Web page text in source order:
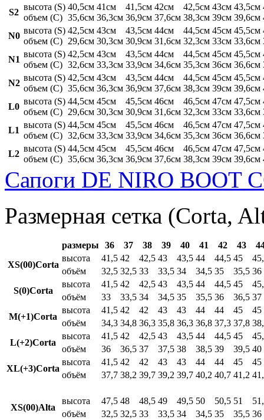
S2
высота (S)
объем (C)
40,5см
35,6см
41см
36,3см
41,5см
36,9см
42см
37,6см
42,5см
38,3см
43см
39см
43,5см
39,6см
N0
высота (S)
объем (C)
42,5см
29,6см
43см
30,3см
43,5см
30,9см
44см
31,6см
44,5см
32,3см
45см
33см
45,5см
33,6см
N1
высота (S)
объем (C)
42,5см
32,6см
43см
33,3см
43,5см
33,9см
44см
34,6см
44,5см
35,3см
45см
36см
45,5см
36,6см
N2
высота (S)
объем (C)
42,5см
35,6см
43см
36,3см
43,5см
36,9см
44см
37,6см
44,5см
38,3см
45см
39см
45,5см
39,6см
L0
высота (S)
объем (C)
44,5см
29,6см
45см
30,3см
45,5см
30,9см
46см
31,6см
46,5см
32,3см
47см
33см
47,5см
33,6см
L1
высота (S)
объем (C)
44,5см
32,6см
45см
33,3см
45,5см
33,9см
46см
34,6см
46,5см
35,3см
47см
36см
47,5см
36,6см
L2
высота (S)
объем (C)
44,5см
35,6см
45см
36,3см
45,5см
36,9см
46см
37,6см
46,5см
38,3см
47см
39см
47,5см
39,6см
Сапоги DE NIRO BOOT
Размерная сетка (Corta,
размеры 36 37 38 39 40 41 42 43
XS(00)Corta
высота 41,5 42 42,5 43 43,5 44 44,5 45
объём
32,5 32,5 33 33,5 34 34,5 35 35,5 36
S(0)Corta
высота 41,5 42 42,5 43 43,5 44 44,5 45
объём
33 33,5 34 34,5 35 35,5 36 36,5 37
M(+1)Corta
высота 41,5 42 42 43 43 44 44 45
45
объём
34,3 34,8 36,3 35,8 36,3 36,8 37,3 37,8
L(+2)Corta
высота 41,5 42 42,5 43 43,5 44 44,5 45
объём
36 36,5 37 37,5 38 38,5 39 39,5 40
XL(+3)Corta
высота 41,5 42 42 43 43 44 44 45
45
объём
37,7 38,2 39,7 39,2 39,7 40,2 40,7 41,2
XS(00)Alta
высота 47,5 48 48,5 49 49,5 50 50,5 51
объём
32,5 32,5 33 33,5 34 34,5 35 35,5 36